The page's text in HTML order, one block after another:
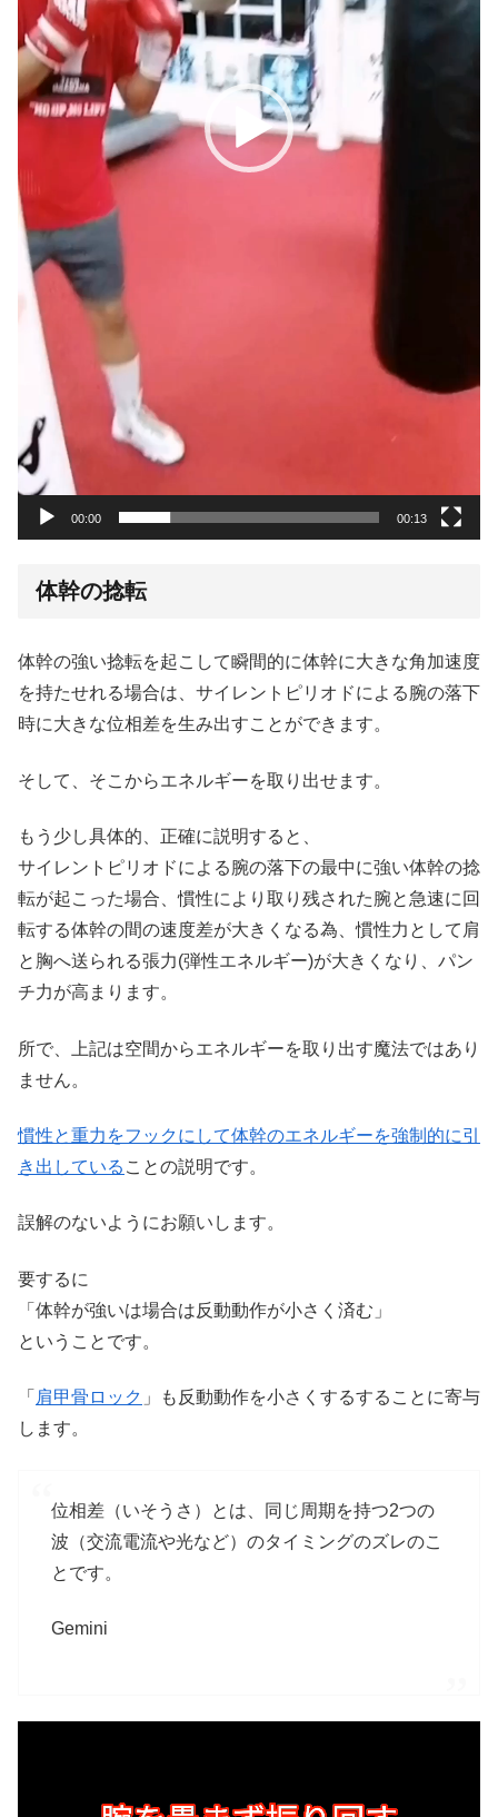
00:00 00:13
体幹の捻転
体幹の強い捻転を起こして瞬間的に体幹に大きな角加速度
を持たせれる場合は、サイレントピリオドによる腕の落下
時に大きな位相差を生み出すことができます。
そして、そこからエネルギーを取り出せます。
もう少し具体的、正確に説明すると、
サイレントピリオドによる腕の落下の最中に強い体幹の捻
転が起こった場合、慣性により取り残された腕と急速に回
転する体幹の間の速度差が大きくなる為、慣性力として肩
と胸へ送られる張力(弾性エネルギー)が大きくなり、パン
チ力が高まります。
所で、上記は空間からエネルギーを取り出す魔法ではあり
ません。
慣性と重力をフックにして体幹のエネルギーを強制的に引
き出している ことの説明です。
誤解のないようにお願いします。
要するに
「体幹が強いは場合は反動動作が小さく済む」
ということです。
「 肩甲骨ロック 」も反動動作を小さくするすることに寄与
します。
位相差（いそうさ）とは、同じ周期を持つ2つの
波（交流電流や光など）のタイミングのズレのこ
とです。
Gemini